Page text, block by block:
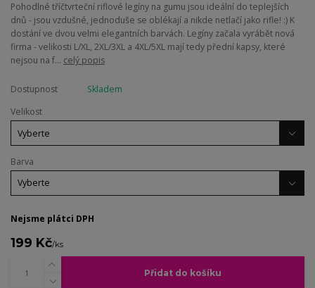
Pohodlné tříčtvrteční riflové legíny na gumu jsou ideální do teplejších
dnů - jsou vzdušné, jednoduše se oblékají a nikde netlačí jako rifle! :) K
dostání ve dvou velmi elegantních barvách. Legíny začala vyrábět nová
firma - velikosti L/XL, 2XL/3XL a 4XL/5XL mají tedy přední kapsy, které
nejsou na f... celý popis
Dostupnost
Skladem
Velikost
Barva
Nejsme plátci DPH
199 Kč/ks
Přidat do košíku